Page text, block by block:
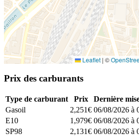
Leaflet | ©
Prix des carburants
Type de carburant Prix
Dernière
Gasoil
2,251€ 06/08/2026 à
E10
1,979€ 06/08/2026 à
SP98
2,131€ 06/08/2026 à